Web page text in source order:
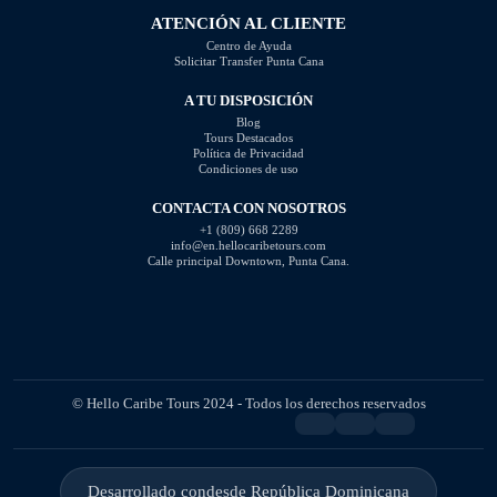
ATENCIÓN AL CLIENTE
Centro de Ayuda
Solicitar Transfer Punta Cana
A TU DISPOSICIÓN
Blog
Tours Destacados
Política de Privacidad
Condiciones de uso
CONTACTA CON NOSOTROS
+1 (809) 668 2289
info@en.hellocaribetours.com
Calle principal Downtown, Punta Cana.
© Hello Caribe Tours 2024 - Todos los derechos reservados
Desarrollado condesde República Dominicana